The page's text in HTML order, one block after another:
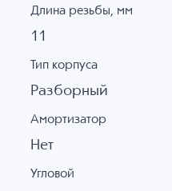
Длина резьбы, мм
11
Тип корпуса
Разборный
Амортизатор
Нет
Угловой